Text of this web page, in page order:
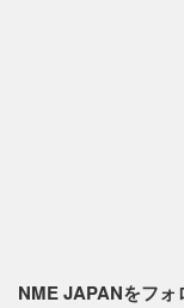
NME JAPANをフォ